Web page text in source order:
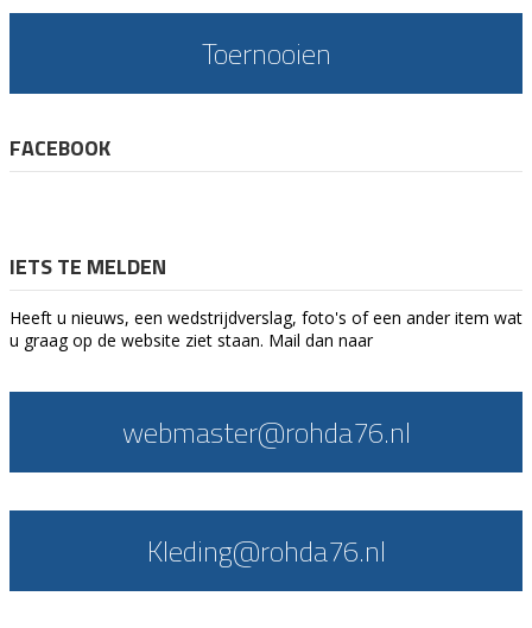
Toernooien
FACEBOOK
IETS TE MELDEN
Heeft u nieuws, een wedstrijdverslag, foto's of een ander item wat
u graag op de website ziet staan. Mail dan naar
webmaster@rohda76.nl
Kleding@rohda76.nl